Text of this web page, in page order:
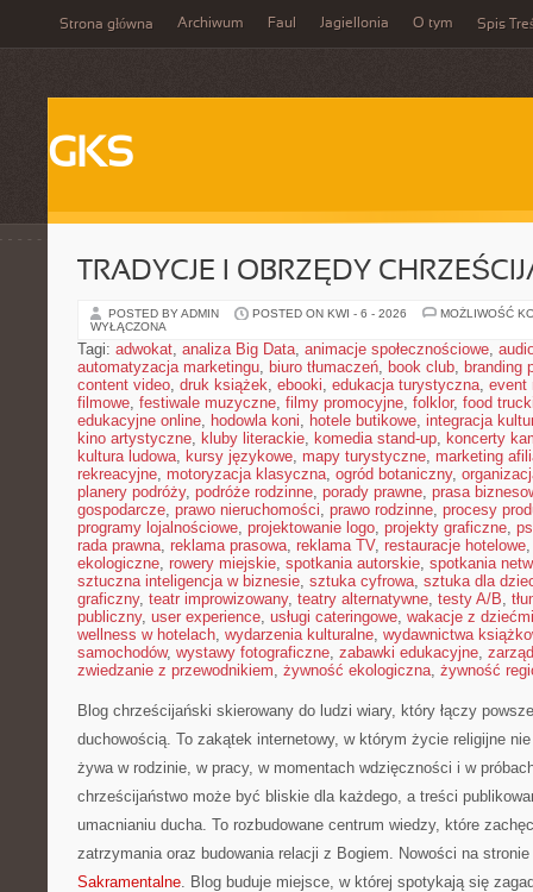
Strona główna Archiwum Faul Jagiellonia O tym Spis
GKS
TRADYCJE I OBRZĘDY
POSTED BY ADMIN POSTED ON KWI - 6 - 2026
MOŻLIWOŚĆ
WYŁĄCZONA
Tagi: adwokat, analiza Big Data, animacje społecznościowe,
automatyzacja marketingu, biuro tłumaczeń, book club, branding
content video, druk książek, ebooki, edukacja turystyczna, event
filmowe, festiwale muzyczne, filmy promocyjne, folklor, food
edukacyjne online, hodowla koni, hotele butikowe, integracja
kino artystyczne, kluby literackie, komedia stand-up, koncerty
kultura ludowa, kursy językowe, mapy turystyczne, marketing
rekreacyjne, motoryzacja klasyczna, ogród botaniczny,
planery podróży, podróże rodzinne, porady prawne, prasa
gospodarcze, prawo nieruchomości, prawo rodzinne, procesy
programy lojalnościowe, projektowanie logo, projekty graficzne,
rada prawna, reklama prasowa, reklama TV, restauracje hotelowe
ekologiczne, rowery miejskie, spotkania autorskie, spotkania
sztuczna inteligencja w biznesie, sztuka cyfrowa, sztuka dla
graficzny, teatr improwizowany, teatry alternatywne, testy A/B,
publiczny, user experience, usługi cateringowe, wakacje z dziećmi
wellness w hotelach, wydarzenia kulturalne, wydawnictwa
samochodów, wystawy fotograficzne, zabawki edukacyjne,
zwiedzanie z przewodnikiem, żywność ekologiczna, żywność
Blog chrześcijański skierowany do ludzi wiary, który łączy
duchowością. To zakątek internetowy, w którym życie religijne
żywa w rodzinie, w pracy, w momentach wdzięczności i w
chrześcijaństwo może być bliskie dla każdego, a treści
umacnianiu ducha. To rozbudowane centrum wiedzy, które
zatrzymania oraz budowania relacji z Bogiem. Nowości na
Sakramentalne. Blog buduje miejsce, w której spotykają się